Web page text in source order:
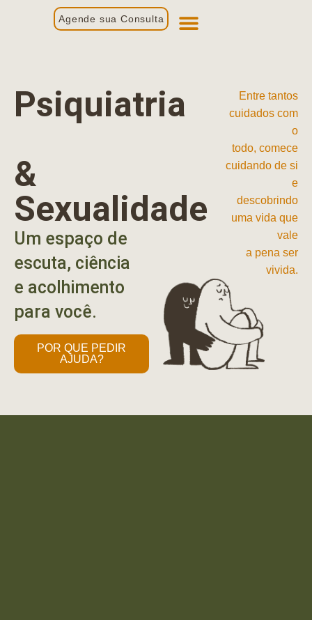
Agende sua Consulta
Psiquiatria
&
Sexualidade
Um espaço de
escuta, ciência
e acolhimento
para você.
POR QUE PEDIR
AJUDA?
Entre tantos
cuidados com
o
todo, comece
cuidando de si
e
descobrindo
uma vida que
vale
a pena ser
vivida.